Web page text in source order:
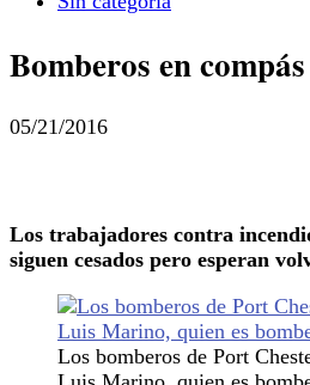
Bomberos en
05/21/2016
Los trabajadores contra
siguen cesados pero esperan
Los bomberos de Port